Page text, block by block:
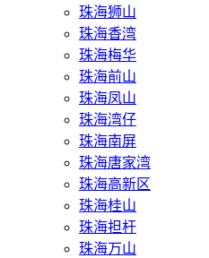
珠海狮山
珠海香湾
珠海梅华
珠海前山
珠海凤山
珠海湾仔
珠海南屏
珠海唐家湾
珠海高新区
珠海桂山
珠海担杆
珠海万山